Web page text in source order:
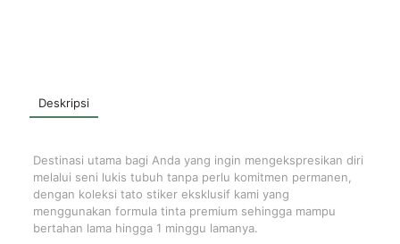
Deskripsi
Destinasi utama bagi Anda yang ingin mengekspresikan diri
melalui seni lukis tubuh tanpa perlu komitmen permanen,
dengan koleksi tato stiker eksklusif kami yang
menggunakan formula tinta premium sehingga mampu
bertahan lama hingga 1 minggu lamanya.